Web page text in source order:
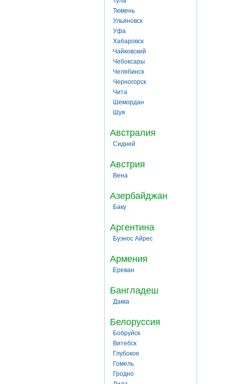
Тюмень
Ульяновск
Уфа
Хабаровск
Чайковский
Чебоксары
Челябинск
Черногорск
Чита
Шемордан
Шуя
Австралия
Сидней
Австрия
Вена
Азербайджан
Баку
Аргентина
Буэнос Айрес
Армения
Ереван
Бангладеш
Дакка
Белоруссия
Бобруйск
Витебск
Глубокое
Гомель
Гродно